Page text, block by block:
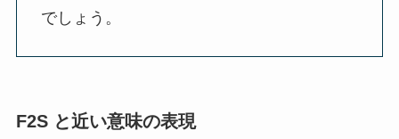
でしょう。
F2S と近い意味の表現